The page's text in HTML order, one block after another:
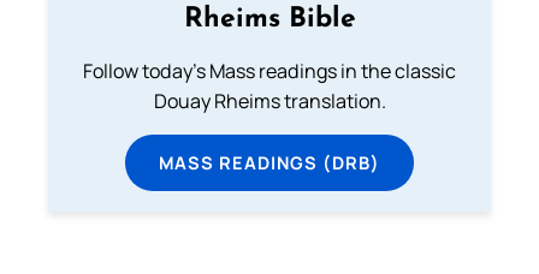
Rheims Bible
Follow today's Mass readings in the classic
Douay Rheims translation.
MASS READINGS (DRB)